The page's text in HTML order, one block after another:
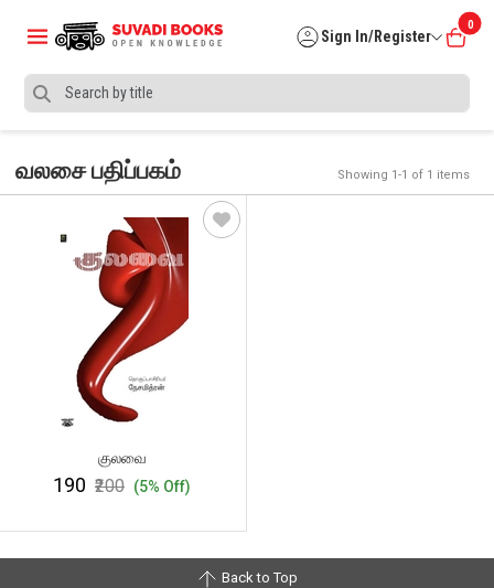
Sign In/Register
0
வலசை பதிப்பகம் Showing 1-1 of 1 items
குலவை
₹190 ₹200 (5% Off)
Back to Top